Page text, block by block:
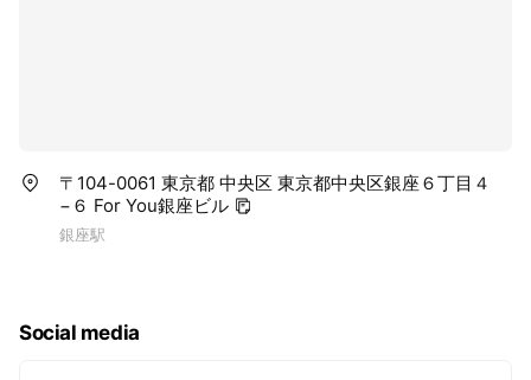
〒104-0061 東京都 中央区 東京都中央区銀座６丁目４
−６ For You銀座ビル
銀座駅
Social media